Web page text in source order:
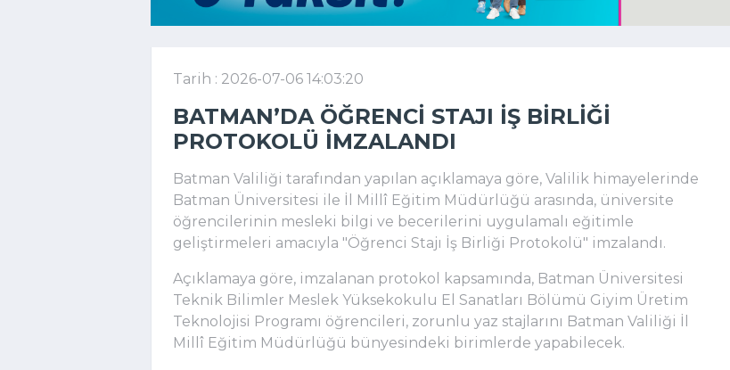
Tarih : 2026-07-06 14:03:20
BATMAN’DA ÖĞRENCI STAJI İŞ BIRLIĞI
PROTOKOLÜ IMZALANDI
Batman Valiliği tarafından yapılan açıklamaya göre, Valilik himayelerinde
Batman Üniversitesi ile İl Millî Eğitim Müdürlüğü arasında, üniversite
öğrencilerinin mesleki bilgi ve becerilerini uygulamalı eğitimle
geliştirmeleri amacıyla "Öğrenci Stajı İş Birliği Protokolü" imzalandı.
Açıklamaya göre, imzalanan protokol kapsamında, Batman Üniversitesi
Teknik Bilimler Meslek Yüksekokulu El Sanatları Bölümü Giyim Üretim
Teknolojisi Programı öğrencileri, zorunlu yaz stajlarını Batman Valiliği İl
Millî Eğitim Müdürlüğü bünyesindeki birimlerde yapabilecek.